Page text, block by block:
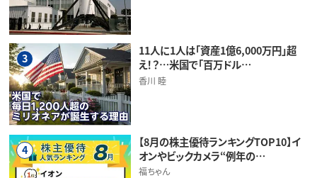
3
11人に1人は「資産1億6,000万円」超
え！？…米国で「百万ドル…
香川 睦
4
【8月の株主優待ランキングTOP10】イ
オンやビックカメラ“例年の…
福ちゃん